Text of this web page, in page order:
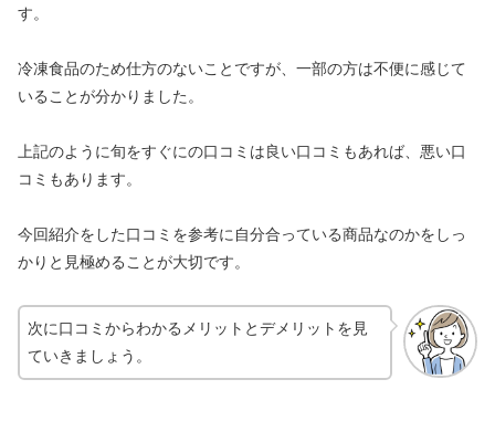
す。
冷凍食品のため仕方のないことですが、一部の方は不便に感じて
いることが分かりました。
上記のように旬をすぐにの口コミは良い口コミもあれば、悪い口
コミもあります。
今回紹介をした口コミを参考に自分合っている商品なのかをしっ
かりと見極めることが大切です。
次に口コミからわかるメリットとデメリットを見
ていきましょう。